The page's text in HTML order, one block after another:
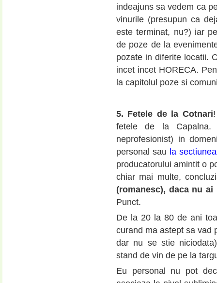
indeajuns sa vedem ca
vinurile (presupun ca
este terminat, nu?) iar
de poze de la
pozate in diferite locatii.
incet incet HORECA.
la capitolul poze si
5. Fetele de la Cotnari
fetele de la Capalna.
neprofesionist) in
personal sau la
producatorului amintit o
chiar mai multe,
(romanesc), daca nu
Punct.
De la 20 la 80 de ani
curand ma astept sa vad
dar nu se stie
stand de vin de pe la
Eu personal nu pot